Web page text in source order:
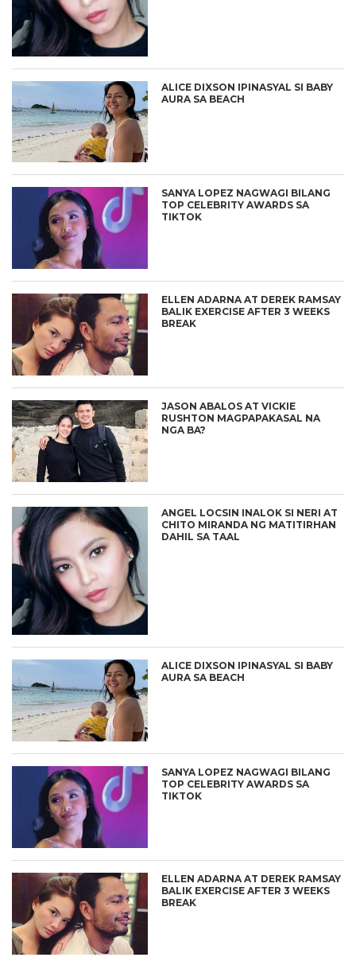
ALICE DIXSON IPINASYAL SI BABY
AURA SA BEACH
SANYA LOPEZ NAGWAGI BILANG
TOP CELEBRITY AWARDS SA
TIKTOK
ELLEN ADARNA AT DEREK RAMSAY
BALIK EXERCISE AFTER 3 WEEKS
BREAK
JASON ABALOS AT VICKIE
RUSHTON MAGPAPAKASAL NA
NGA BA?
ANGEL LOCSIN INALOK SI NERI AT
CHITO MIRANDA NG MATITIRHAN
DAHIL SA TAAL
ALICE DIXSON IPINASYAL SI BABY
AURA SA BEACH
SANYA LOPEZ NAGWAGI BILANG
TOP CELEBRITY AWARDS SA
TIKTOK
ELLEN ADARNA AT DEREK RAMSAY
BALIK EXERCISE AFTER 3 WEEKS
BREAK